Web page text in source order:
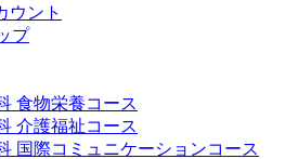
ウント
プ
⾷物栄養コース
介護福祉コース
国際コミュニケーションコース